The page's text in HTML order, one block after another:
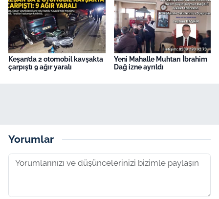
Keşan’da 2 otomobil kavşakta
çarpıştı 9 ağır yaralı
Yeni Mahalle Muhtarı İbrahim
Dağ izne ayrıldı
Yorumlar